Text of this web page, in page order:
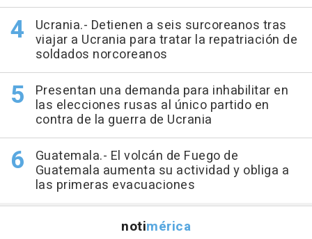
Ucrania.- Detienen a seis surcoreanos tras
viajar a Ucrania para tratar la repatriación de
soldados norcoreanos
Presentan una demanda para inhabilitar en
las elecciones rusas al único partido en
contra de la guerra de Ucrania
Guatemala.- El volcán de Fuego de
Guatemala aumenta su actividad y obliga a
las primeras evacuaciones
notimérica